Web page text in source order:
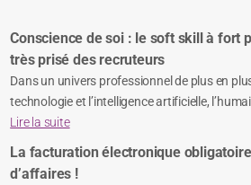
Conscience de soi : le soft skill à fort
très prisé des recruteurs
Dans un univers professionnel de plus en
technologie et l’intelligence artificielle,
Lire la suite
La facturation électronique
d’affaires !